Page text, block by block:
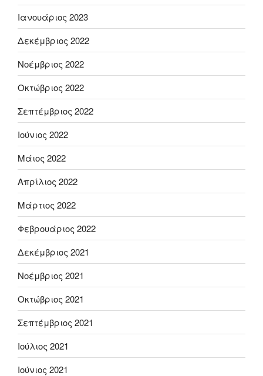
Ιανουάριος 2023
Δεκέμβριος 2022
Νοέμβριος 2022
Οκτώβριος 2022
Σεπτέμβριος 2022
Ιούνιος 2022
Μάιος 2022
Απρίλιος 2022
Μάρτιος 2022
Φεβρουάριος 2022
Δεκέμβριος 2021
Νοέμβριος 2021
Οκτώβριος 2021
Σεπτέμβριος 2021
Ιούλιος 2021
Ιούνιος 2021